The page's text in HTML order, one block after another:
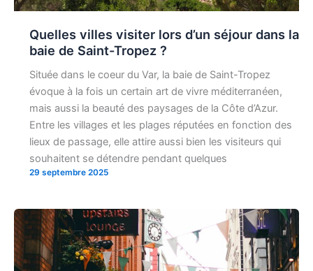
Quelles villes visiter lors d’un séjour dans la
baie de Saint-Tropez ?
Située dans le coeur du Var, la baie de Saint-Tropez
évoque à la fois un certain art de vivre méditerranéen,
mais aussi la beauté des paysages de la Côte d’Azur.
Entre les villages et les plages réputées en fonction des
lieux de passage, elle attire aussi bien les visiteurs qui
souhaitent se détendre pendant quelques
29 septembre 2025